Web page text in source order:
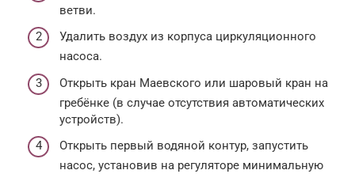
ветви.
Удалить воздух из корпуса циркуляционного
насоса.
Открыть кран Маевского или шаровый кран на
гребёнке (в случае отсутствия автоматических
устройств).
Открыть первый водяной контур, запустить
насос, установив на регуляторе минимальную